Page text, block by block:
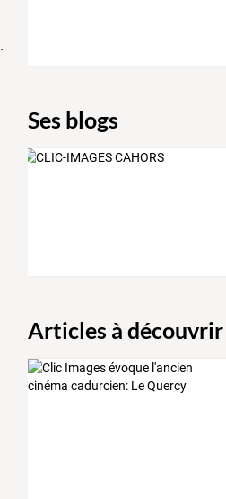
Ses blogs
Articles à découvrir